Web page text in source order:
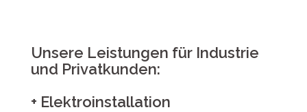
Unsere Leistungen für Industrie
und Privatkunden:
+ Elektroinstallation